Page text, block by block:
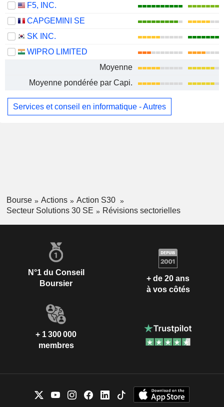
F5, INC.
CAPGEMINI SE
SK INC.
WIPRO LIMITED
Moyenne
Moyenne pondérée par Capi.
Services et conseil en informatique - Autres
Bourse Actions
Action S30
Secteur Solutions 30 SE
Révisions sectorielles
N°1 du Conseil
Boursier
+ de 20 ans
à vos côtés
+ 1 300 000
membres